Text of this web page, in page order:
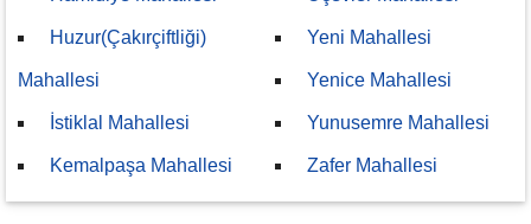
Huzur(Çakırçiftliği)
Mahallesi
İstiklal Mahallesi
Kemalpaşa Mahallesi
Yeni Mahallesi
Yenice Mahallesi
Yunusemre Mahallesi
Zafer Mahallesi